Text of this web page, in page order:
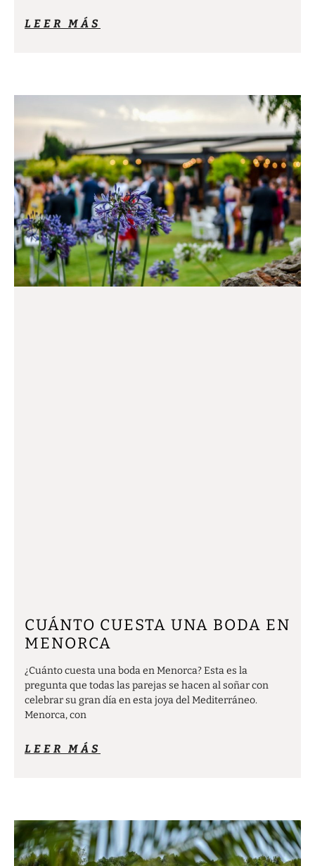
LEER MÁS
CUÁNTO CUESTA UNA BODA EN
MENORCA
¿Cuánto cuesta una boda en Menorca? Esta es la
pregunta que todas las parejas se hacen al soñar con
celebrar su gran día en esta joya del Mediterráneo.
Menorca, con
LEER MÁS